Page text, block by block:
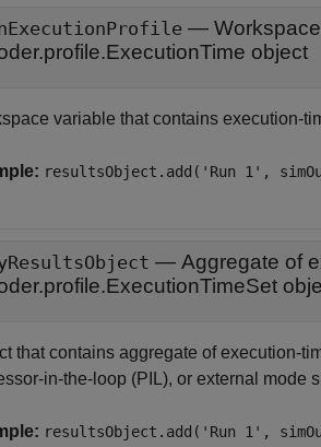
—
object
variable that contains execution-
resultsObject.add('Run 1',
— Aggregate of
that contains aggregate of execution-
in-the-loop (PIL), or external mode
resultsObject.add('Run 1',